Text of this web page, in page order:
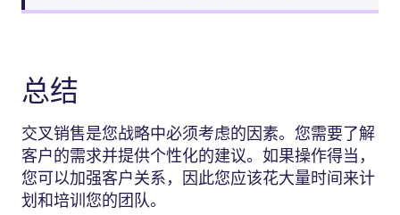
总结
交叉销售是您战略中必须考虑的因素。您需要了解
客户的需求并提供个性化的建议。如果操作得当，
您可以加强客户关系，因此您应该花大量时间来计
划和培训您的团队。